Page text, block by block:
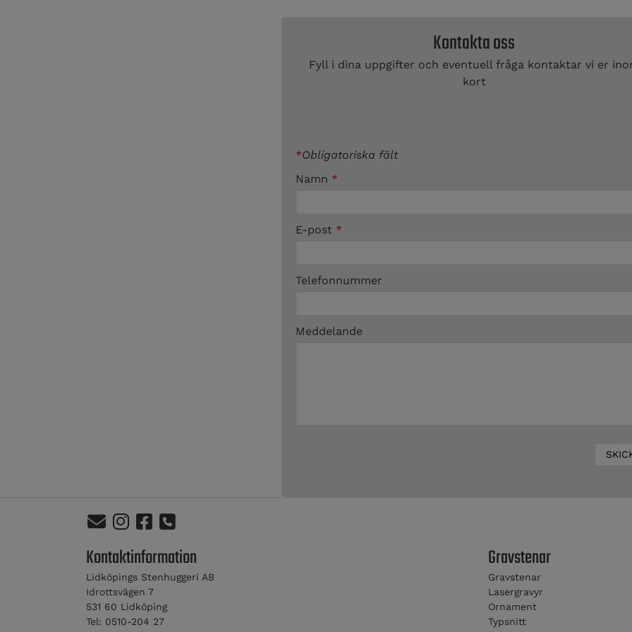
Kontakta oss
Fyll i dina uppgifter och eventuell fråga kontaktar vi er
kort
*Obligatoriska fält
Namn *
E-post *
Telefonnummer
Meddelande
Kontaktinformation
Lidköpings Stenhuggeri AB
Idrottsvägen 7
531 60 Lidköping
Tel: 0510-204 27
Gravstenar
Gravstenar
Lasergravyr
Ornament
Typsnitt